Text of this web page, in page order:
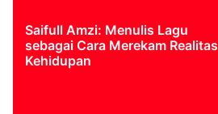
Saifull Amzi: Menulis Lagu
sebagai Cara Merekam Realitas
Kehidupan